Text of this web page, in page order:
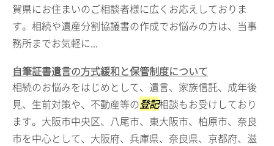
賀県にお住まいのご相談者様に広くお応えしておりま
す。相続や遺産分割協議書の作成でお悩みの方は、当事
務所までお気軽に...
自筆証書遺言の方式緩和と保管制度について
相続のお悩みをはじめとして、遺言、家族信託、成年後
見、生前対策や、不動産等の登記相談もお受けしており
ます。大阪市中央区、八尾市、東大阪市、柏原市、奈良
市を中心として、大阪府、兵庫県、奈良県、京都府、滋